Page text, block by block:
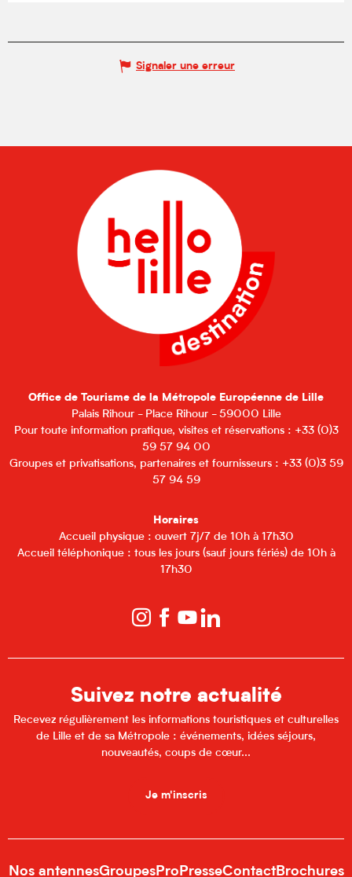
Signaler une erreur
Office de Tourisme de la Métropole Européenne de Lille
Palais Rihour - Place Rihour - 59000 Lille
Pour toute information pratique, visites et réservations : +33 (0)3
59 57 94 00
Groupes et privatisations, partenaires et fournisseurs : +33 (0)3 59
57 94 59
Horaires
Accueil physique : ouvert 7j/7 de 10h à 17h30
Accueil téléphonique : tous les jours (sauf jours fériés) de 10h à
17h30
Suivez notre actualité
Recevez régulièrement les informations touristiques et culturelles
de Lille et de sa Métropole : événements, idées séjours,
nouveautés, coups de cœur...
Je m'inscris
Nos antennesGroupesPro PresseContactBrochures